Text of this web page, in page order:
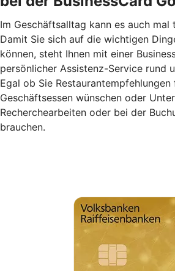
Im Geschäftsalltag kann es auch mal
Damit Sie sich auf die wichtigen
können, steht Ihnen mit einer
persönlicher Assistenz-Service rund
Egal ob Sie Restaurantempfehlungen
Geschäftsessen wünschen oder
Recherchearbeiten oder bei der
brauchen.